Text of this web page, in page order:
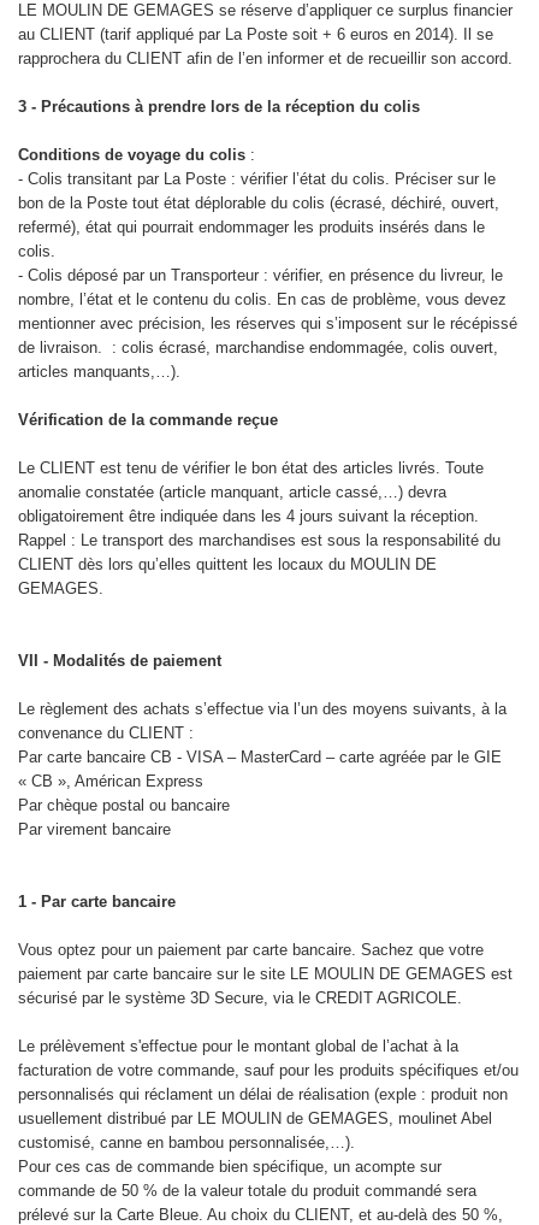
LE MOULIN DE GEMAGES se réserve d’appliquer ce surplus financier
au CLIENT (tarif appliqué par La Poste soit + 6 euros en 2014). Il se
rapprochera du CLIENT afin de l’en informer et de recueillir son accord.
3 - Précautions à prendre lors de la réception du colis
Conditions de voyage du colis :
- Colis transitant par La Poste : vérifier l’état du colis. Préciser sur le
bon de la Poste tout état déplorable du colis (écrasé, déchiré, ouvert,
refermé), état qui pourrait endommager les produits insérés dans le
colis.
- Colis déposé par un Transporteur : vérifier, en présence du livreur, le
nombre, l’état et le contenu du colis. En cas de problème, vous devez
mentionner avec précision, les réserves qui s’imposent sur le récépissé
de livraison. : colis écrasé, marchandise endommagée, colis ouvert,
articles manquants,…).
Vérification de la commande reçue
Le CLIENT est tenu de vérifier le bon état des articles livrés. Toute
anomalie constatée (article manquant, article cassé,…) devra
obligatoirement être indiquée dans les 4 jours suivant la réception.
Rappel : Le transport des marchandises est sous la responsabilité du
CLIENT dès lors qu’elles quittent les locaux du MOULIN DE
GEMAGES.
VII - Modalités de paiement
Le règlement des achats s’effectue via l’un des moyens suivants, à la
convenance du CLIENT :
Par carte bancaire CB - VISA – MasterCard – carte agréée par le GIE
« CB », Américan Express
Par chèque postal ou bancaire
Par virement bancaire
1 - Par carte bancaire
Vous optez pour un paiement par carte bancaire. Sachez que votre
paiement par carte bancaire sur le site LE MOULIN DE GEMAGES est
sécurisé par le système 3D Secure, via le CREDIT AGRICOLE.
Le prélèvement s'effectue pour le montant global de l’achat à la
facturation de votre commande, sauf pour les produits spécifiques et/ou
personnalisés qui réclament un délai de réalisation (exple : produit non
usuellement distribué par LE MOULIN de GEMAGES, moulinet Abel
customisé, canne en bambou personnalisée,…).
Pour ces cas de commande bien spécifique, un acompte sur
commande de 50 % de la valeur totale du produit commandé sera
prélevé sur la Carte Bleue. Au choix du CLIENT, et au-delà des 50 %,